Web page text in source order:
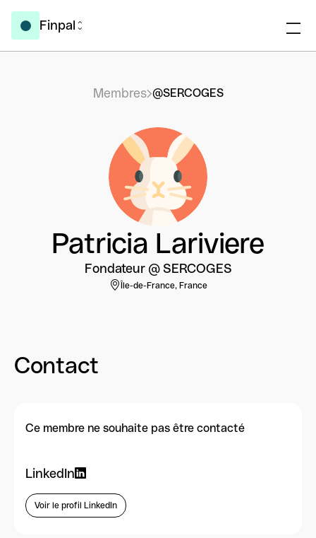
Finpal
Membres @SERCOGES
Patricia Lariviere
Fondateur @ SERCOGES
Île-de-France, France
Contact
Ce membre ne souhaite pas être contacté
LinkedIn
Voir le profil LinkedIn